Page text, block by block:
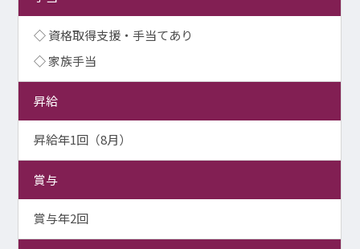
◇ 資格取得支援・手当てあり
◇ 家族手当
昇給
昇給年1回（8月）
賞与
賞与年2回